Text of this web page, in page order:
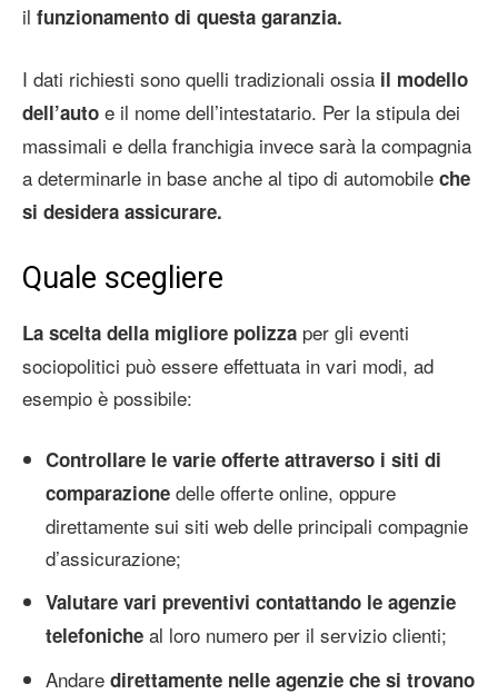
il funzionamento di questa garanzia.
I dati richiesti sono quelli tradizionali ossia il modello
dell’auto e il nome dell’intestatario. Per la stipula dei
massimali e della franchigia invece sarà la compagnia
a determinarle in base anche al tipo di automobile che
si desidera assicurare.
Quale scegliere
La scelta della migliore polizza per gli eventi
sociopolitici può essere effettuata in vari modi, ad
esempio è possibile:
Controllare le varie offerte attraverso i siti di
comparazione delle offerte online, oppure
direttamente sui siti web delle principali compagnie
d’assicurazione;
Valutare vari preventivi contattando le agenzie
telefoniche al loro numero per il servizio clienti;
Andare direttamente nelle agenzie che si trovano